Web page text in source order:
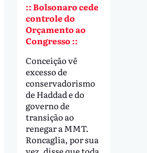
:: Bolsonaro cede
controle do
Orçamento ao
Congresso ::
Conceição vê
excesso de
conservadorismo
de Haddad e do
governo de
transição ao
renegar a MMT.
Roncaglia, por sua